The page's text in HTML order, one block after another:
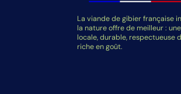
La viande de gibier française
la nature offre de meilleur :
locale, durable, respectueuse
riche en goût.